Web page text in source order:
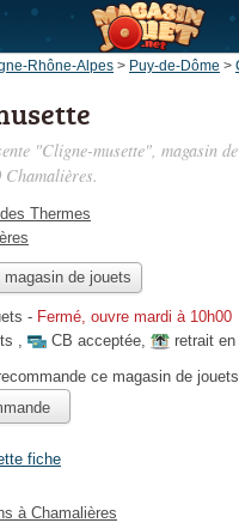
Rhône-Alpes > Puy-de-Dôme >
"Cligne-musette", magasin
Chamalières.
Thermes
magasin de jouets
- Fermé, ouvre mardi à 10h00
, CB acceptée,
retrait
ce magasin de
fiche
à Chamalières